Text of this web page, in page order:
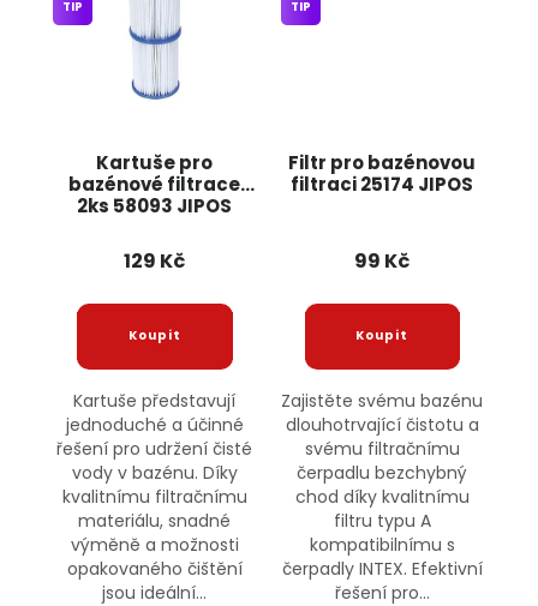
Kartuše pro
bazénové filtrace
2ks 58093 JIPOS
TIP
129 Kč
Kartuše představují
jednoduché a účinné
řešení pro udržení čisté
vody v bazénu. Díky
kvalitnímu filtračnímu
materiálu, snadné
výměně a možnosti
opakovaného čištění
jsou ideální...
Filtr pro bazénovou
filtraci 25174 JIPOS
TIP
99 Kč
Zajistěte svému bazénu
dlouhotrvající čistotu a
svému filtračnímu
čerpadlu bezchybný
chod díky kvalitnímu
filtru typu A
kompatibilnímu s
čerpadly INTEX. Efektivní
řešení pro...